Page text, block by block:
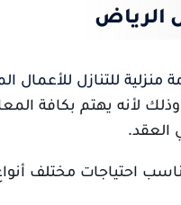
الرياض
منزلية للتنازل للأعمال
لأنه يهتم بكافة
احتياجات مختلف